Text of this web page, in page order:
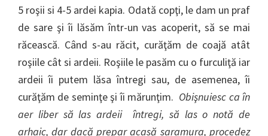
5 roşii si 4-5 ardei kapia. Odată copţi, le dam un praf
de sare şi îi lăsăm într-un vas acoperit, să se mai
răcească. Când s-au răcit, curăţăm de coajă atât
roşiile cât si ardeii. Roşiile le pasăm cu o furculiţă iar
ardeii îi putem lăsa întregi sau, de asemenea, îi
curăţăm de seminţe şi îi mărunţim. Obişnuiesc ca în
aer liber să las ardeii întregi, să las o notă de
arhaic, dar dacă prepar acasă saramura, procedez